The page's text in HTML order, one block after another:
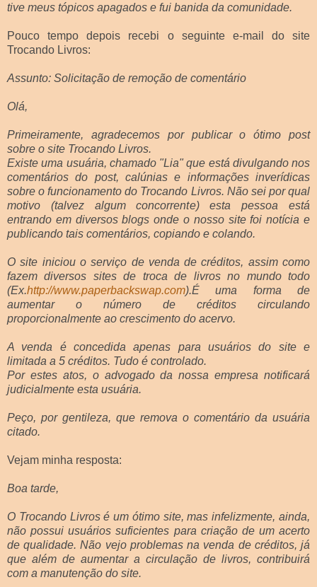
tive meus tópicos apagados e fui banida da comunidade.
Pouco tempo depois recebi o seguinte e-mail do site
Trocando Livros:
Assunto: Solicitação de remoção de comentário
Olá,
Primeiramente, agradecemos por publicar o ótimo post
sobre o site Trocando Livros.
Existe uma usuária, chamado "Lia" que está divulgando nos
comentários do post, calúnias e informações inverídicas
sobre o funcionamento do Trocando Livros. Não sei por qual
motivo (talvez algum concorrente) esta pessoa está
entrando em diversos blogs onde o nosso site foi notícia e
publicando tais comentários, copiando e colando.
O site iniciou o serviço de venda de créditos, assim como
fazem diversos sites de troca de livros no mundo todo
(Ex.http://www.paperbackswap.com).É uma forma de
aumentar o número de créditos circulando
proporcionalmente ao crescimento do acervo.
A venda é concedida apenas para usuários do site e
limitada a 5 créditos. Tudo é controlado.
Por estes atos, o advogado da nossa empresa notificará
judicialmente esta usuária.
Peço, por gentileza, que remova o comentário da usuária
citado.
Vejam minha resposta:
Boa tarde,
O Trocando Livros é um ótimo site, mas infelizmente, ainda,
não possui usuários suficientes para criação de um acerto
de qualidade. Não vejo problemas na venda de créditos, já
que além de aumentar a circulação de livros, contribuirá
com a manutenção do site.